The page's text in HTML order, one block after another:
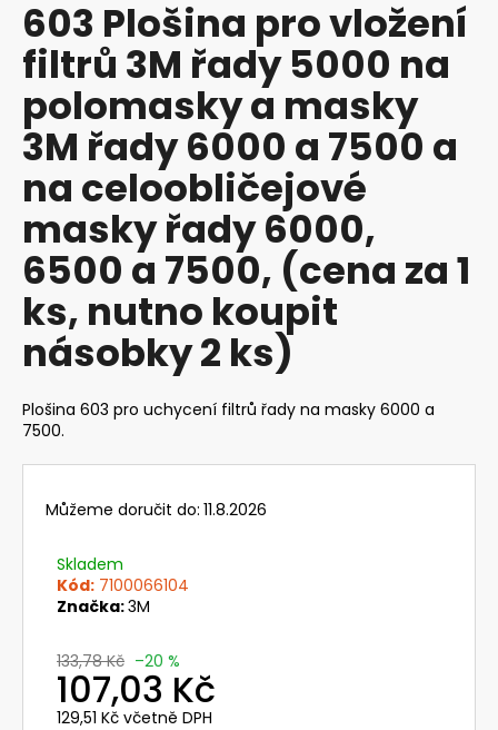
produktu
je
0,0
5
hvězdiček.
603 Plošina pro vložení
filtrů 3M řady 5000 na
polomasky a masky
3M řady 6000 a 7500 a
na celoobličejové
masky řady 6000,
6500 a 7500, (cena za 1
ks, nutno koupit
násobky 2 ks)
Plošina 603 pro uchycení filtrů řady na masky 6000 a
7500.
Můžeme doručit do: 11.8.2026
Skladem
Kód: 7100066104
Značka:3M
133,78 Kč –20 %
107,03 Kč
129,51 Kč včetně DPH
a
j
í
t
?
HLEDAT
D
p
o
720392.51
UNIMASK